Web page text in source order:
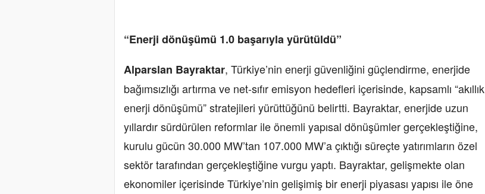
“Enerji dönüşümü 1.0 başarıyla yürütüldü”
Alparslan Bayraktar, Türkiye’nin enerji güvenliğini güçlendirme, enerjide
bağımsızlığı artırma ve net-sıfır emisyon hedefleri içerisinde, kapsamlı “akıllık
enerji dönüşümü” stratejileri yürüttüğünü belirtti. Bayraktar, enerjide uzun
yıllardır sürdürülen reformlar ile önemli yapısal dönüşümler gerçekleştiğine,
kurulu gücün 30.000 MW’tan 107.000 MW’a çıktığı süreçte yatırımların özel
sektör tarafından gerçekleştiğine vurgu yaptı. Bayraktar, gelişmekte olan
ekonomiler içerisinde Türkiye’nin gelişimiş bir enerji piyasası yapısı ile öne